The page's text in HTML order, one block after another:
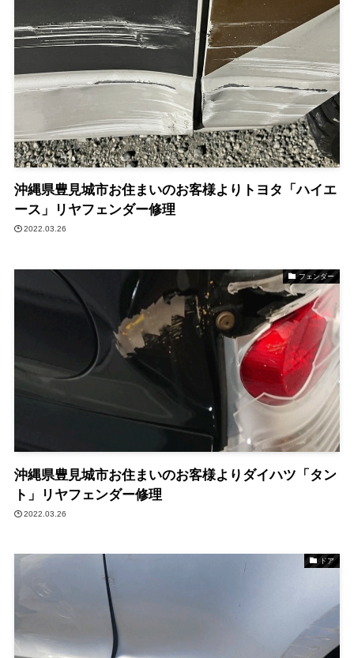
沖縄県豊見城市お住まいのお客様よりトヨタ「ハイエ
ース」リヤフェンダー修理
2022.03.26
フェンダー
沖縄県豊見城市お住まいのお客様よりダイハツ「タン
ト」リヤフェンダー修理
2022.03.26
ドア